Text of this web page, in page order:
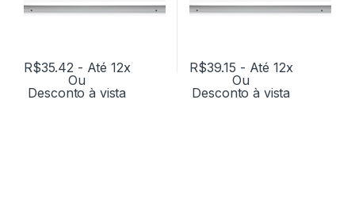
R$35.42 - Até 12x
Ou
Desconto à vista
R$39.15 - Até 12x
Ou
Desconto à vista